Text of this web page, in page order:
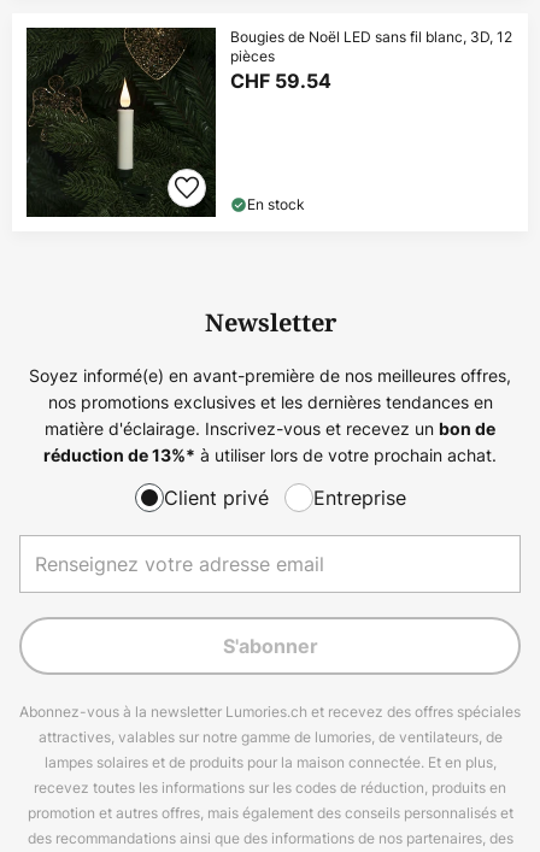
Bougies de Noël LED sans fil blanc, 3D, 12
pièces
CHF 59.54
En stock
Newsletter
Soyez informé(e) en avant-première de nos meilleures offres,
nos promotions exclusives et les dernières tendances en
matière d'éclairage. Inscrivez-vous et recevez un bon de
réduction de13%* à utiliser lors de votre prochain achat.
Client privé Entreprise
S'abonner
Abonnez-vous à la newsletter Lumories.ch et recevez des offres spéciales
attractives, valables sur notre gamme de lumories, de ventilateurs, de
lampes solaires et de produits pour la maison connectée. Et en plus,
recevez toutes les informations sur les codes de réduction, produits en
promotion et autres offres, mais également des conseils personnalisés et
des recommandations ainsi que des informations de nos partenaires, des